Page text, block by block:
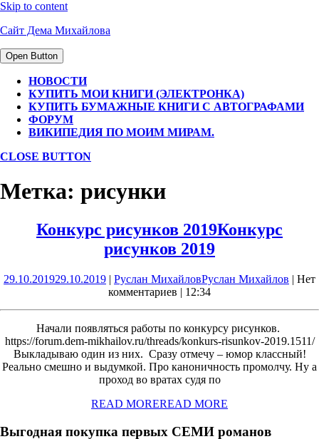
Skip to content
Сайт Дема Михайлова
Open Button
НОВОСТИ
КУПИТЬ МОИ КНИГИ (ЭЛЕКТРОНКА)
КУПИТЬ БУМАЖНЫЕ КНИГИ С АВТОГРАФАМИ
ФОРУМ
ВИКИПЕДИЯ ПО МОИМ МИРАМ.
CLOSE BUTTON
Метка: рисунки
Конкурс рисунков 2019Конкурс
рисунков 2019
29.10.201929.10.2019 | Руслан МихайловРуслан Михайлов | Нет
комментариев | 12:34
Начали появляться работы по конкурсу рисунков.
https://forum.dem-mikhailov.ru/threads/konkurs-risunkov-2019.1511/
Выкладываю один из них. Сразу отмечу – юмор классный!
Реально смешно и выдумкой. Про каноничность промолчу. Ну а
проход во вратах судя по
READ MOREREAD MORE
Выгодная покупка первых СЕМИ романов